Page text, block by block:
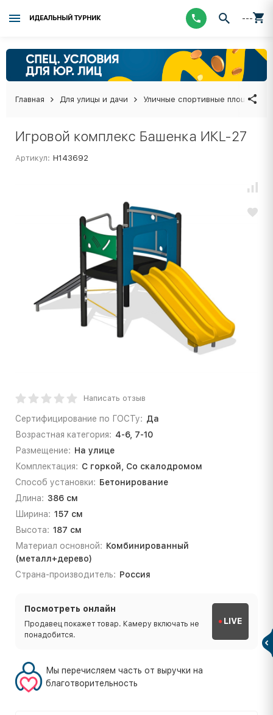
ИДЕАЛЬНЫЙ ТУРНИК ---
Главная Для улицы и дачи Уличные спортивные площадки
Игровой комплекс Башенка ИКL-27
Артикул: Н143692
Написать отзыв
Сертифицирование по ГОСТу: Да
Возрастная категория: 4-6, 7-10
Размещение: На улице
Комплектация: С горкой, Со скалодромом
Способ установки: Бетонирование
Длина: 386 см
Ширина: 157 см
Высота: 187 см
Материал основной: Комбинированный
(металл+дерево)
Страна-производитель: Россия
Посмотреть онлайн
Продавец покажет товар. Камеру включать не
понадобится.
LIVE
Мы перечисляем часть от выручки на
благотворительность